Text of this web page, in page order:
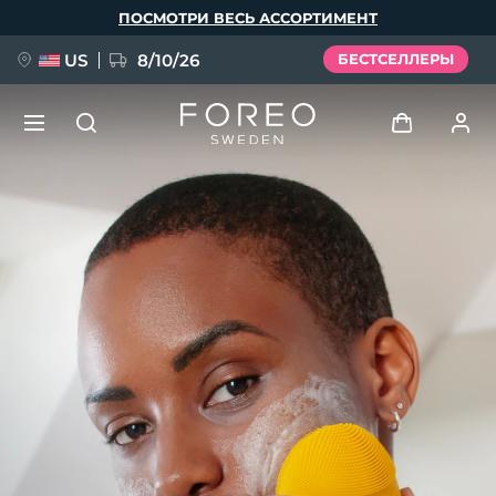
ПОСМОТРИ ВЕСЬ АССОРТИМЕНТ
US 8/10/26 БЕСТСЕЛЛЕРЫ
Профиль пользователя
Мои приборы
Мои заказы
Мои адреса
Мои подписки
НОВИНКА
FAQ™ Pure Beauty-Tech Elixir
BREAKING NEWS
issa™ Teeth Whitening Set
English Deutsch
Español
Français
Italiano
Português
Svenska
Русский
Türkçe
简体中文 繁體中文